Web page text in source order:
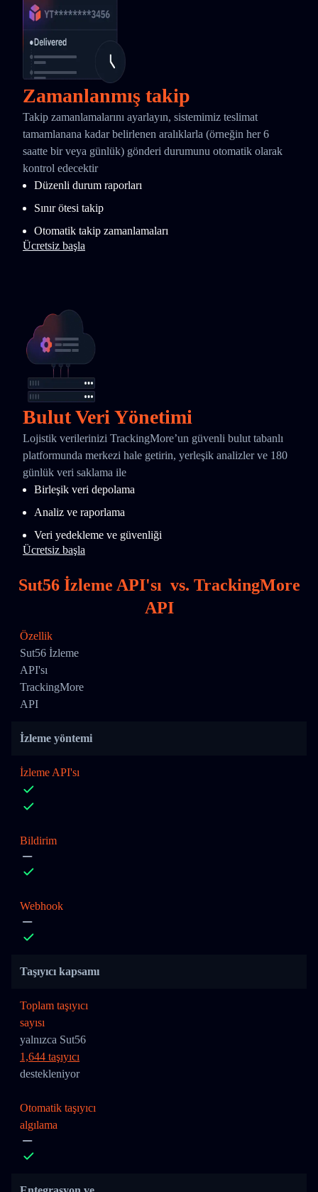
Zamanlanmış takip
Takip zamanlamalarını ayarlayın, sistemimiz teslimat
tamamlanana kadar belirlenen aralıklarla (örneğin her 6
saatte bir veya günlük) gönderi durumunu otomatik olarak
kontrol edecektir
Düzenli durum raporları
Sınır ötesi takip
Otomatik takip zamanlamaları
Ücretsiz başla
Bulut Veri Yönetimi
Lojistik verilerinizi TrackingMore’un güvenli bulut tabanlı
platformunda merkezi hale getirin, yerleşik analizler ve 180
günlük veri saklama ile
Birleşik veri depolama
Analiz ve raporlama
Veri yedekleme ve güvenliği
Ücretsiz başla
Sut56 İzleme API'sı vs. TrackingMore
API
Özellik
Sut56 İzleme
API'sı
TrackingMore
API
İzleme yöntemi
İzleme API'sı
Bildirim
Webhook
Taşıyıcı kapsamı
Toplam taşıyıcı
sayısı
yalnızca Sut56
1,644 taşıyıcı
destekleniyor
Otomatik taşıyıcı
algılama